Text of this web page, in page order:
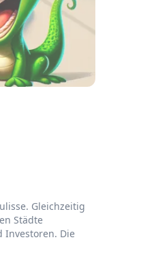
Gleichzeitig
Städte
Investoren. Die